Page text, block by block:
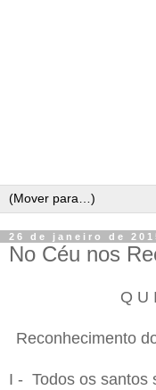
26 de janeiro de
No Céu nos
Q U
Reconhecimento
I - Todos os santos